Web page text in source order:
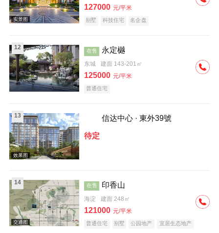
效果图
实景图
127000 元/平米
别墅 科技住宅 名企盘
12 在售 永定樾
东城 建面 143-201㎡
125000 元/平米
普通住宅
13 信达中心 · 東外39號
待定
14 在售 印香山
海淀 建面 248㎡
121000 元/平米
普通住宅 别墅 公园地产
宜居生态地产